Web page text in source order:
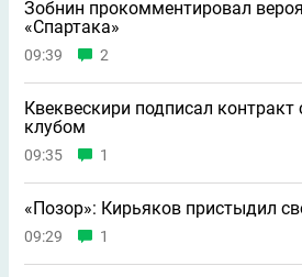
Зобнин прокомментировал
«Спартака»
09:39 2
Квеквескири подписал
клубом
09:35 1
«Позор»: Кирьяков пристыдил
09:29 1